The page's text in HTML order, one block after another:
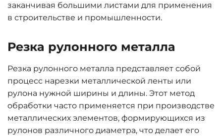
заканчивая большими листами для применения
в строительстве и промышленности.
Резка рулонного металла
Резка рулонного металла представляет собой
процесс нарезки металлической ленты или
рулона нужной ширины и длины. Этот метод
обработки часто применяется при производстве
металлических элементов, формирующихся из
рулонов различного диаметра, что делает его